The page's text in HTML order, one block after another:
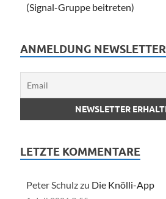
(Signal-Gruppe beitreten)
ANMELDUNG NEWSLETTER
LETZTE KOMMENTARE
Peter Schulz zu Die Knölli-App